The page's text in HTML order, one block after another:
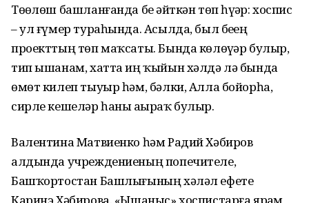
Төҙөлөш башланғанда беҙ әйткән төп һүҙҙәр: хоспис
– ул ғүмер тураһында. Асылда, был беҙҙең
проекттың төп маҡсаты. Бында көлөүҙәр булыр,
тип ышанам, хатта иң ҡыйын хәлдә лә бында
өмөт килеп тыуыр һәм, бәлки, Алла бойорһа,
сирле кешеләр һаны аҙыраҡ булыр.
Валентина Матвиенко һәм Радий Хәбиров
алдында учреждениеның попечителе,
Башҡортостан Башлығының хәләл ефете